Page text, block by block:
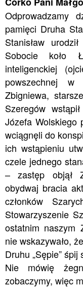
Odprowadzamy
pamięci Druha
Stanisław
Sobocie koło
inteligenckiej
powszechnej
Zbigniewa,
Szeregów
Józefa Wolskiego
wciągnęli do
ich wstąpieniu
czele jednego
– zastęp objął
obydwaj bracia
członków
Stowarzyszenie
ostatnim naszym
nie wskazywało,
Druhu „Sępie” śpij
Nie mówię
zobaczymy, więc